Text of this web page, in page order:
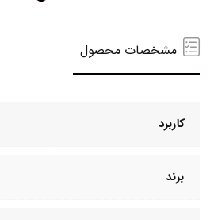
مشخصات محصول
کاربرد
برند